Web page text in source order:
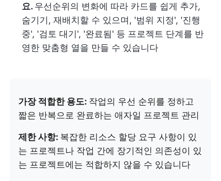
요. 우선순위의 변화에 따라 카드를 쉽게 추가,
숨기기, 재배치할 수 있으며, '범위 지정', '진행
중', '검토 대기', '완료됨' 등 프로젝트 단계를 반
영한 맞춤형 열을 만들 수 있습니다
가장 적합한 용도: 작업의 우선 순위를 정하고
짧은 반복으로 완료하는 애자일 프로젝트 관리
제한 사항: 복잡한 리소스 할당 요구 사항이 있
는 프로젝트나 작업 간에 장기적인 의존성이 있
는 프로젝트에는 적합하지 않을 수 있습니다